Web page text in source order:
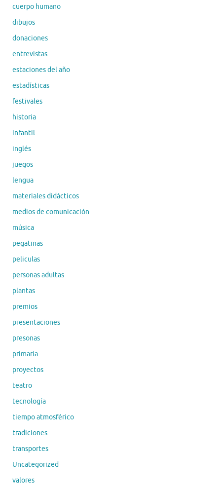
cuerpo humano
dibujos
donaciones
entrevistas
estaciones del año
estadísticas
festivales
historia
infantil
inglés
juegos
lengua
materiales didácticos
medios de comunicación
música
pegatinas
peliculas
personas adultas
plantas
premios
presentaciones
presonas
primaria
proyectos
teatro
tecnología
tiempo atmosférico
tradiciones
transportes
Uncategorized
valores